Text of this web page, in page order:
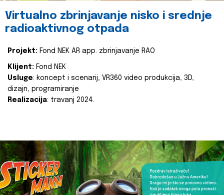
Virtualno zbrinjavanje nisko i srednje
radioaktivnog otpada
Projekt: Fond NEK AR app. zbrinjavanje RAO
Klijent: Fond NEK
Usluge: koncept i scenarij, VR360 video produkcija, 3D,
dizajn, programiranje
Realizacija: travanj 2024.